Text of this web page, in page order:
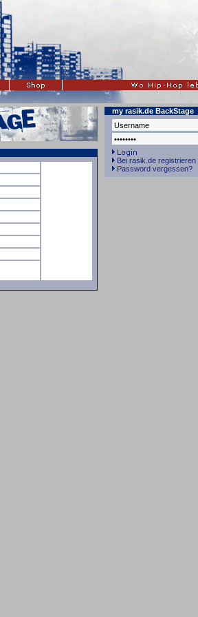
my rasik.de BackStage
Bei rasik.de registrieren
Password vergessen?